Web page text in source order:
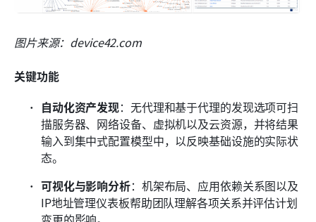
图片来源：device42.com
关键功能
自动化资产发现：无代理和基于代理的发现选项可扫
描服务器、网络设备、虚拟机以及云资源，并将结果
输入到集中式配置模型中，以反映基础设施的实际状
态。
可视化与影响分析：机架布局、应用依赖关系图以及
IP地址管理仪表板帮助团队理解各项关系并评估计划